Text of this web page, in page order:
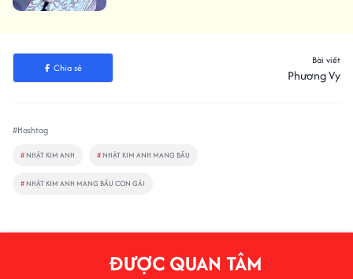
Chia sẻ
Bài viết
Phương Vy
#Hashtag
# NHẬT KIM ANH # NHẬT KIM ANH MANG BẦU
# NHẬT KIM ANH MANG BẦU CON GÁI
ĐƯỢC QUAN TÂM